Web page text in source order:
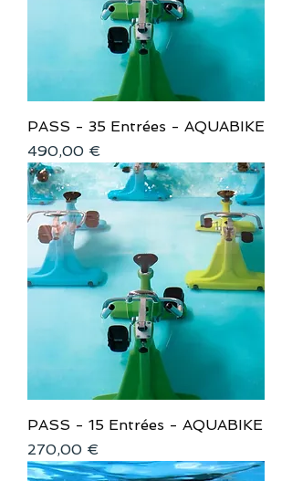
PASS - 35 Entrées - AQUABIKE
Prix
490,00 €
PASS - 15 Entrées - AQUABIKE
Prix
270,00 €